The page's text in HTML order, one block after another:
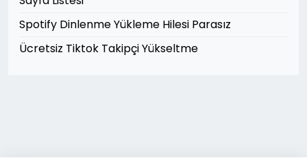
Spotify Dinlenme Yükleme Hilesi Parasız
Ücretsiz Tiktok Takipçi Yükseltme